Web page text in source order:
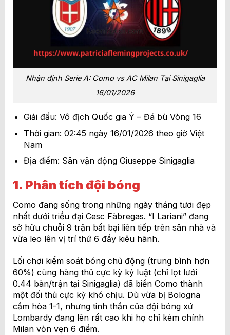
Nhận định Serie A: Como vs AC Milan Tại Sinigaglia
16/01/2026
Giải đấu: Vô địch Quốc gia Ý – Đá bù Vòng 16
Thời gian: 02:45 ngày 16/01/2026 theo giờ Việt
Nam
Địa điểm: Sân vận động Giuseppe Sinigaglia
1. Phân tích đội bóng
Como đang sống trong những ngày tháng tươi đẹp
nhất dưới triều đại Cesc Fàbregas. “I Lariani” đang
sở hữu chuỗi 9 trận bất bại liên tiếp trên sân nhà và
vừa leo lên vị trí thứ 6 đầy kiêu hãnh.
Lối chơi kiểm soát bóng chủ động (trung bình hơn
60%) cùng hàng thủ cực kỳ kỷ luật (chỉ lọt lưới
0.44 bàn/trận tại Sinigaglia) đã biến Como thành
một đối thủ cực kỳ khó chịu. Dù vừa bị Bologna
cầm hòa 1-1, nhưng tinh thần của đội bóng xứ
Lombardy đang lên rất cao khi họ chỉ kém chính
Milan vỏn vẹn 6 điểm.